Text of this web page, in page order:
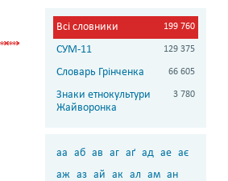
Всі словники 199 760
СУМ-11 129 375
Словарь Грінченка 66 605
Знаки етнокультури
Жайворонка
3 780
аа аб ав аг аґ ад ае ає
аж аз ай ак ал ам ан